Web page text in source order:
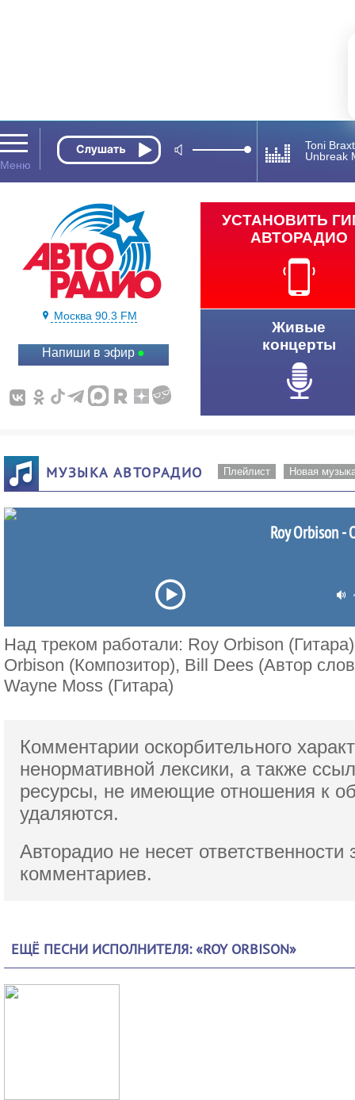
Toni
Unbreak
Москва 90.3 FM
Напиши в эфир
УСТАНОВИТЬ
АВТОРАДИО
Живые
концерты
МУЗЫКА АВТОРАДИО Плейлист Новая
Roy Orbison -
Над треком работали: Roy Orbison
Orbison (Композитор), Bill Dees (Автор
Wayne Moss (Гитара)
Комментарии оскорбительного
ненормативной лексики, а также
ресурсы, не имеющие отношения к
удаляются.
Авторадио не несет ответственности
комментариев.
ЕЩЁ ПЕСНИ ИСПОЛНИТЕЛЯ: «ROY ORBISON»